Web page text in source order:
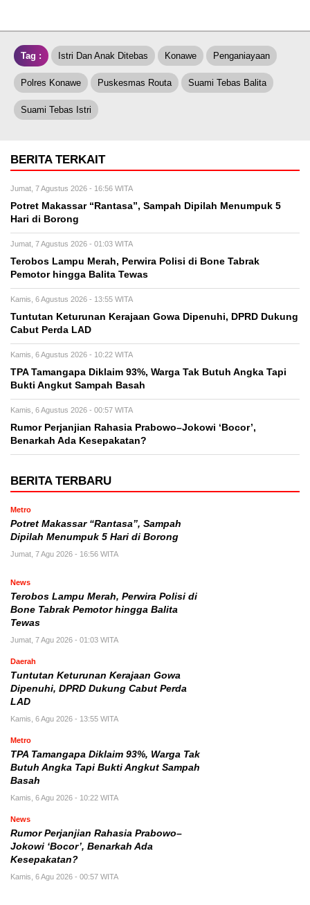
Tag : Istri Dan Anak Ditebas Konawe Penganiayaan
Polres Konawe Puskesmas Routa Suami Tebas Balita
Suami Tebas Istri
BERITA TERKAIT
Jumat, 7 Agustus 2026 - 16:56 WITA
Potret Makassar “Rantasa”, Sampah Dipilah Menumpuk 5
Hari di Borong
Jumat, 7 Agustus 2026 - 01:03 WITA
Terobos Lampu Merah, Perwira Polisi di Bone Tabrak
Pemotor hingga Balita Tewas
Kamis, 6 Agustus 2026 - 13:55 WITA
Tuntutan Keturunan Kerajaan Gowa Dipenuhi, DPRD Dukung
Cabut Perda LAD
Kamis, 6 Agustus 2026 - 10:22 WITA
TPA Tamangapa Diklaim 93%, Warga Tak Butuh Angka Tapi
Bukti Angkut Sampah Basah
Kamis, 6 Agustus 2026 - 00:57 WITA
Rumor Perjanjian Rahasia Prabowo–Jokowi ‘Bocor’,
Benarkah Ada Kesepakatan?
BERITA TERBARU
Metro
Potret Makassar “Rantasa”, Sampah
Dipilah Menumpuk 5 Hari di Borong
Jumat, 7 Agu 2026 - 16:56 WITA
News
Terobos Lampu Merah, Perwira Polisi di
Bone Tabrak Pemotor hingga Balita
Tewas
Jumat, 7 Agu 2026 - 01:03 WITA
Daerah
Tuntutan Keturunan Kerajaan Gowa
Dipenuhi, DPRD Dukung Cabut Perda
LAD
Kamis, 6 Agu 2026 - 13:55 WITA
Metro
TPA Tamangapa Diklaim 93%, Warga Tak
Butuh Angka Tapi Bukti Angkut Sampah
Basah
Kamis, 6 Agu 2026 - 10:22 WITA
News
Rumor Perjanjian Rahasia Prabowo–
Jokowi ‘Bocor’, Benarkah Ada
Kesepakatan?
Kamis, 6 Agu 2026 - 00:57 WITA